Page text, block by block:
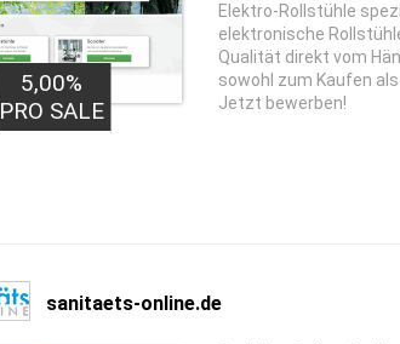
5,00%
PRO SALE
Elektro-Rollstühle
elektronische
Qualität direkt vom
sowohl zum Kaufen
Jetzt bewerben!
sanitaets-online.de